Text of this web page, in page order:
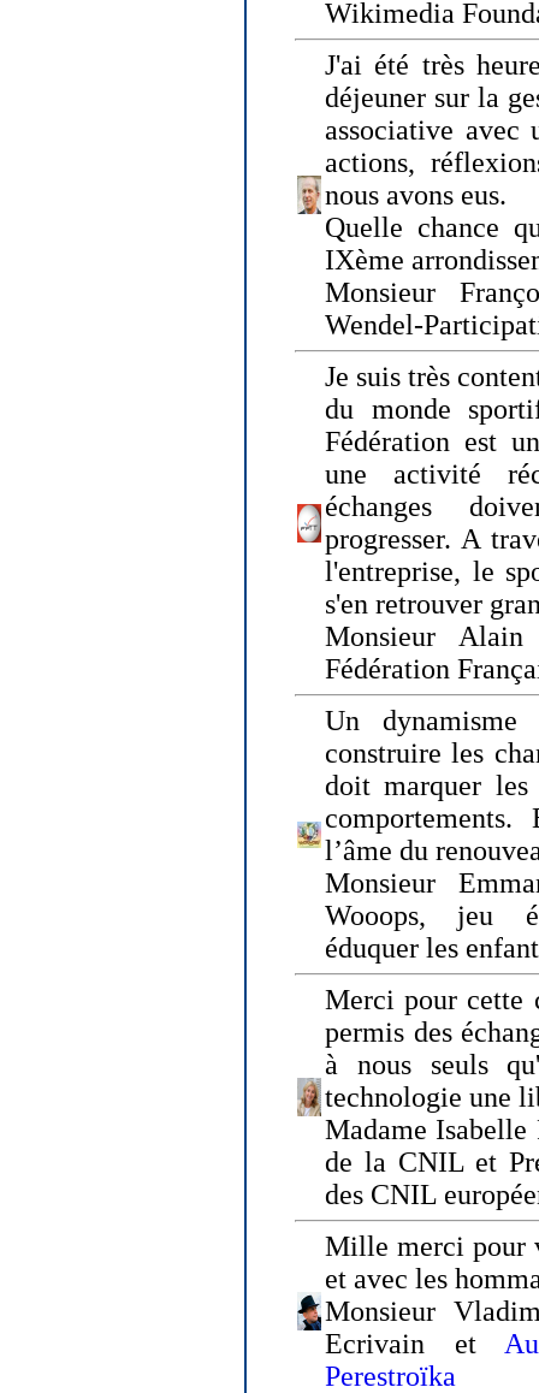
Wikimedia
J'ai été très
déjeuner sur la
associative avec
actions,
nous avons eus.
Quelle chance
IXème
Monsieur
Wendel-
Je suis très
du monde
Fédération est
une activité
échanges
progresser. A
l'entreprise, le
s'en retrouver
Monsieur
Fédération
Un dynamisme
construire les
doit marquer les
l’âme du
Monsieur
Wooops, jeu
éduquer les
Merci pour cette
permis des
à nous seuls
technologie une
Madame Isabelle
de la CNIL et
des CNIL
Mille merci pour
et avec les
Monsieur
Ecrivain et
Perestroïka